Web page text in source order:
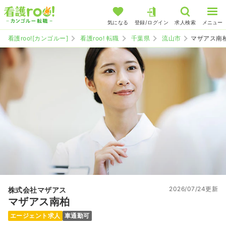
気になる 登録/ログイン 求人検索 メニュー
看護roo![カンゴルー] 看護roo! 転職 千葉県 流山市 マザアス南
株式会社マザアス
マザアス南柏
2026/07/24更新
エージェント求人 車通勤可